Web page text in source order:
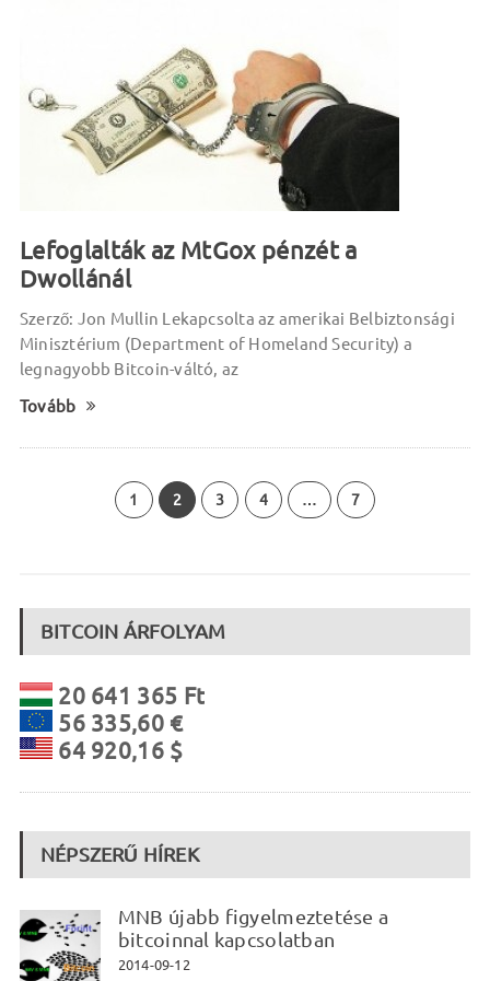
Lefoglalták az MtGox pénzét a
Dwollánál
Szerző: Jon Mullin Lekapcsolta az amerikai Belbiztonsági
Minisztérium (Department of Homeland Security) a
legnagyobb Bitcoin-váltó, az
Tovább
1 2 3 4 … 7
BITCOIN ÁRFOLYAM
20 641 365 Ft
56 335,60 €
64 920,16 $
NÉPSZERŰ HÍREK
MNB újabb figyelmeztetése a
bitcoinnal kapcsolatban
2014-09-12